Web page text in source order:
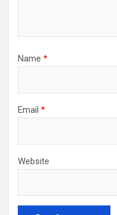
Name *
Email *
Website